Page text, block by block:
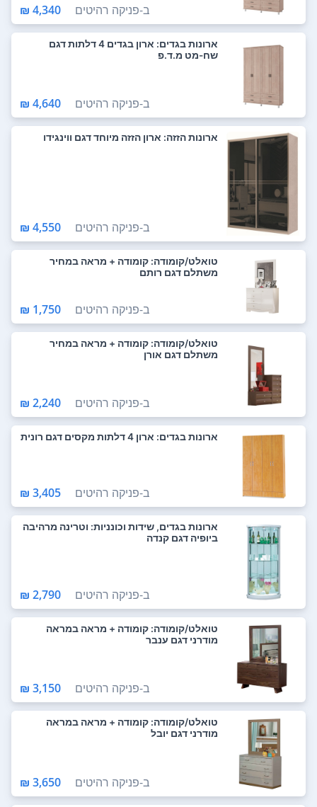
ב-פניקה רהיטים 4,340 ₪
ארונות בגדים: ארון בגדים 4 דלתות דגם
שח-מט מ.ד.פ
ב-פניקה רהיטים 4,640 ₪
ארונות הזזה: ארון הזזה מיוחד דגם ווינגידו
ב-פניקה רהיטים 4,550 ₪
טואלט/קומודה: קומודה + מראה במחיר
משתלם דגם רותם
ב-פניקה רהיטים 1,750 ₪
טואלט/קומודה: קומודה + מראה במחיר
משתלם דגם אורן
ב-פניקה רהיטים 2,240 ₪
ארונות בגדים: ארון 4 דלתות מקסים דגם רונית
ב-פניקה רהיטים 3,405 ₪
ארונות בגדים, שידות וכונניות: וטרינה מרהיבה
ביופיה דגם קנדה
ב-פניקה רהיטים 2,790 ₪
טואלט/קומודה: קומודה + מראה במראה
מודרני דגם ענבר
ב-פניקה רהיטים 3,150 ₪
טואלט/קומודה: קומודה + מראה במראה
מודרני דגם יובל
ב-פניקה רהיטים 3,650 ₪